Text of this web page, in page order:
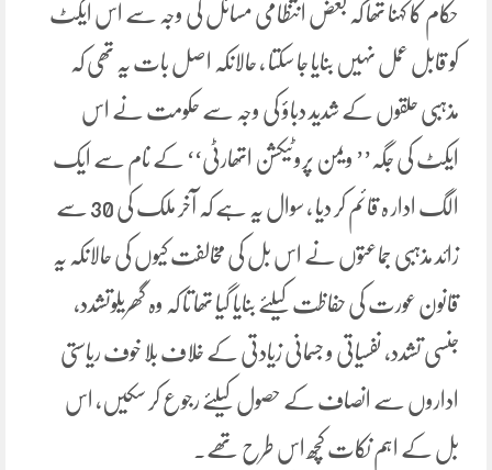
حکام کا کہنا تھا کہ بعض انتظامی مسائل کی وجہ سے اس ایکٹ
کو قابل عمل نہیں بنایا جا سکتا ، حالانکہ اصل بات یہ تھی کہ
مذہبی حلقوں کے شدید دباؤ کی وجہ سے حکومت نے اس
ایکٹ کی جگہ’’ ویمن پروٹیکشن اتھارٹی‘‘ کے نام سے ایک
الگ ادار ہ قائم کر دیا ، سوال یہ ہے کہ آخر ملک کی 30 سے
زائد مذہبی جماعتوں نے اس بل کی مخالفت کیوں کی حالانکہ یہ
قانون عورت کی حفاظت کیلئے بنایا گیا تھا تا کہ وہ گھریلوتشدد،
جنسی تشدد، نفسیاتی و جسمانی زیادتی کے خلاف بلا خوف ریاستی
اداروں سے انصاف کے حصول کیلئے رجوع کر سکیں، اس
بل کے اہم نکات کچھ اس طرح تھے۔